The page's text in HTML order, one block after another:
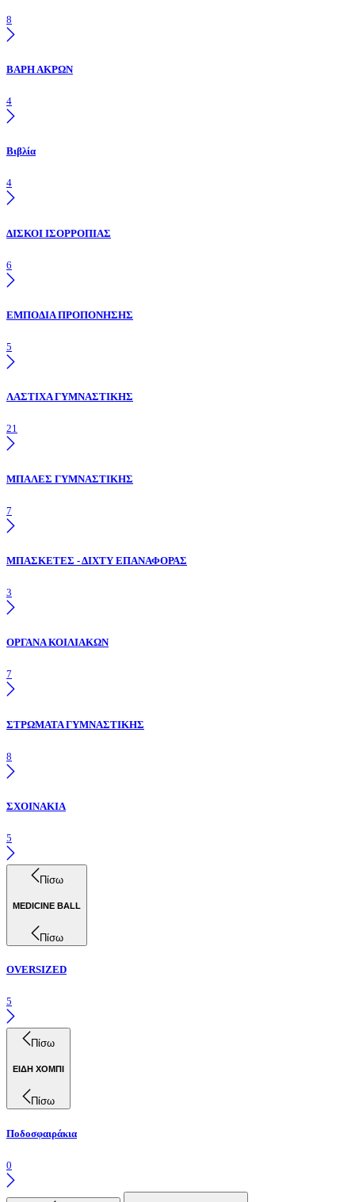
8
ΒΑΡΗ ΑΚΡΩΝ
4
Βιβλία
4
ΔΙΣΚΟΙ ΙΣΟΡΡΟΠΙΑΣ
6
ΕΜΠΟΔΙΑ ΠΡΟΠΟΝΗΣΗΣ
5
ΛΑΣΤΙΧΑ ΓΥΜΝΑΣΤΙΚΗΣ
21
ΜΠΑΛΕΣ ΓΥΜΝΑΣΤΙΚΗΣ
7
ΜΠΑΣΚΕΤΕΣ - ΔΙΧΤΥ ΕΠΑΝΑΦΟΡΑΣ
3
ΟΡΓΑΝΑ ΚΟΙΛΙΑΚΩΝ
7
ΣΤΡΩΜΑΤΑ ΓΥΜΝΑΣΤΙΚΗΣ
8
ΣΧΟΙΝΑΚΙΑ
5
Πίσω
MEDICINE BALL
Πίσω
OVERSIZED
5
Πίσω
ΕΙΔΗ ΧΟΜΠΙ
Πίσω
Ποδοσφαιράκια
0